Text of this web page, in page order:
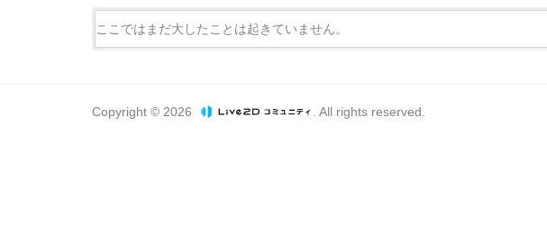
ここではまだ大したことは起きていません。
Copyright © 2026 . All rights reserved.